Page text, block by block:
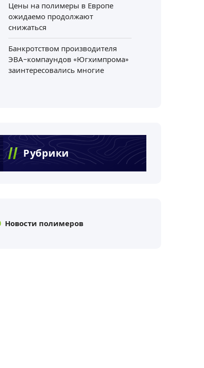
Цены на полимеры в Европе
ожидаемо продолжают
снижаться
Банкротством производителя
ЭВА-компаундов «Югхимпрома»
заинтересовались многие
Рубрики
Новости полимеров